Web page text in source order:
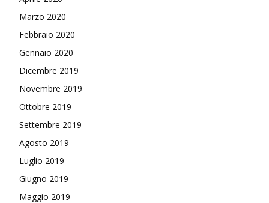
Marzo 2020
Febbraio 2020
Gennaio 2020
Dicembre 2019
Novembre 2019
Ottobre 2019
Settembre 2019
Agosto 2019
Luglio 2019
Giugno 2019
Maggio 2019